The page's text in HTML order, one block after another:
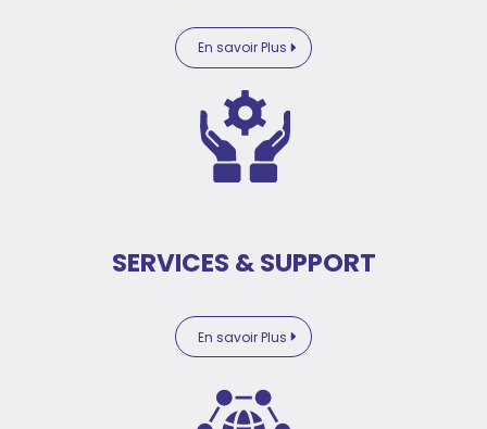
En savoir Plus
SERVICES & SUPPORT
En savoir Plus